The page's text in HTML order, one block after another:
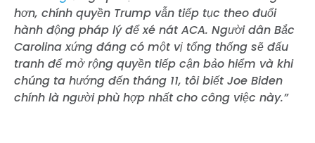
hơn, chính quyền Trump vẫn tiếp tục theo đuổi
hành động pháp lý để xé nát ACA. Người dân Bắc
Carolina xứng đáng có một vị tổng thống sẽ đấu
tranh để mở rộng quyền tiếp cận bảo hiểm và khi
chúng ta hướng đến tháng 11, tôi biết Joe Biden
chính là người phù hợp nhất cho công việc này.”